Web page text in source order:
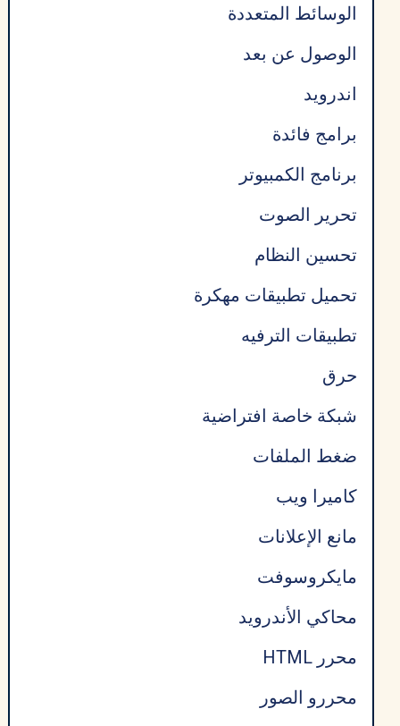
الوسائط المتعددة
الوصول عن بعد
اندرويد
برامج فائدة
برنامج الكمبيوتر
تحرير الصوت
تحسين النظام
تحميل تطبيقات مهكرة
تطبيقات الترفيه
حرق
شبكة خاصة افتراضية
ضغط الملفات
كاميرا ويب
مانع الإعلانات
مايكروسوفت
محاكي الأندرويد
محرر HTML
محررو الصور